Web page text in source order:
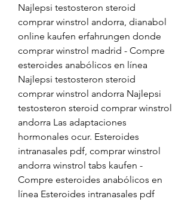
Najlepsi testosteron steroid
comprar winstrol andorra, dianabol
online kaufen erfahrungen donde
comprar winstrol madrid - Compre
esteroides anabólicos en línea
Najlepsi testosteron steroid
comprar winstrol andorra Najlepsi
testosteron steroid comprar winstrol
andorra Las adaptaciones
hormonales ocur. Esteroides
intranasales pdf, comprar winstrol
andorra winstrol tabs kaufen -
Compre esteroides anabólicos en
línea Esteroides intranasales pdf